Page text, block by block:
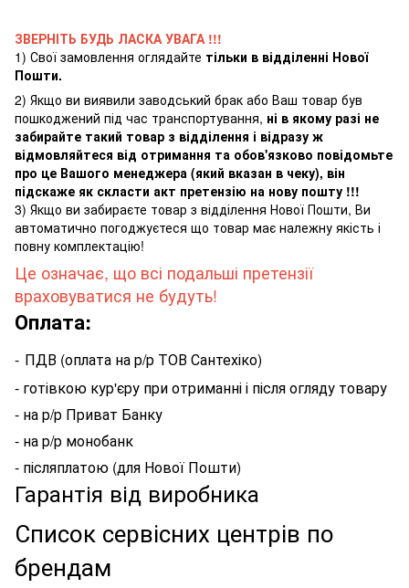
ЗВЕРНІТЬ БУДЬ ЛАСКА УВАГА !!!
1) Свої замовлення оглядайте тільки в відділенні Нової
Пошти.
2) Якщо ви виявили заводський брак або Ваш товар був
пошкоджений під час транспортування, ні в якому разі не
забирайте такий товар з відділення і відразу ж
відмовляйтеся від отримання та обов'язково повідомьте
про це Вашого менеджера (який вказан в чеку), він
підскаже як скласти акт претензію на нову пошту !!!
3) Якщо ви забираєте товар з відділення Нової Пошти, Ви
автоматично погоджуєтеся що товар має належну якість і
повну комплектацію!
Це означає, що всі подальші претензії
враховуватися не будуть!
Оплата:
- ПДВ (оплата на р/р ТОВ Сантехіко)
- готівкою кур'єру при отриманні і після огляду товару
- на р/р Приват Банку
- на р/р монобанк
- післяплатою (для Нової Пошти)
Гарантія від виробника
Список сервісних центрів по
брендам